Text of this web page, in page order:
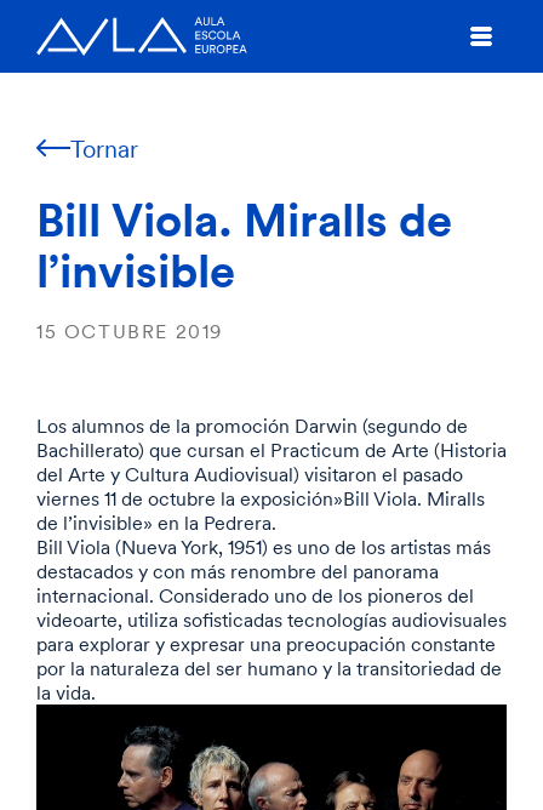
Tornar
Bill Viola. Miralls de
l’invisible
15 OCTUBRE 2019
Los alumnos de la promoción Darwin (segundo de
Bachillerato) que cursan el Practicum de Arte (Historia
del Arte y Cultura Audiovisual) visitaron el pasado
viernes 11 de octubre la exposición»Bill Viola. Miralls
de l’invisible» en la Pedrera.
Bill Viola (Nueva York, 1951) es uno de los artistas más
destacados y con más renombre del panorama
internacional. Considerado uno de los pioneros del
videoarte, utiliza sofisticadas tecnologías audiovisuales
para explorar y expresar una preocupación constante
por la naturaleza del ser humano y la transitoriedad de
la vida.